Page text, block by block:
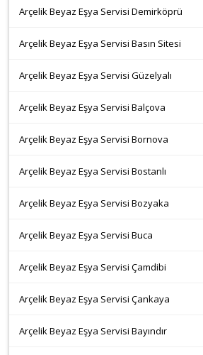
Arçelik Beyaz Eşya Servisi Demirköprü
Arçelik Beyaz Eşya Servisi Basın Sitesi
Arçelik Beyaz Eşya Servisi Güzelyalı
Arçelik Beyaz Eşya Servisi Balçova
Arçelik Beyaz Eşya Servisi Bornova
Arçelik Beyaz Eşya Servisi Bostanlı
Arçelik Beyaz Eşya Servisi Bozyaka
Arçelik Beyaz Eşya Servisi Buca
Arçelik Beyaz Eşya Servisi Çamdibi
Arçelik Beyaz Eşya Servisi Çankaya
Arçelik Beyaz Eşya Servisi Bayındır